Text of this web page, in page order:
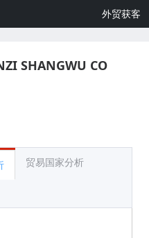
外贸获客
SHANGWU CO
贸易国家分析